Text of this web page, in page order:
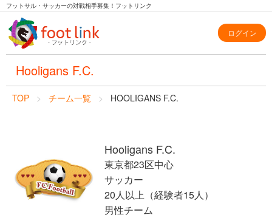
フットサル・サッカーの対戦相手募集！フットリンク
ログイン
Hooligans F.C.
TOP チーム一覧 HOOLIGANS F.C.
Hooligans F.C.
東京都23区中心
サッカー
20人以上（経験者15人）
男性チーム